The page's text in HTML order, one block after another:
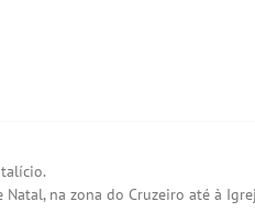
na zona do Cruzeiro até à